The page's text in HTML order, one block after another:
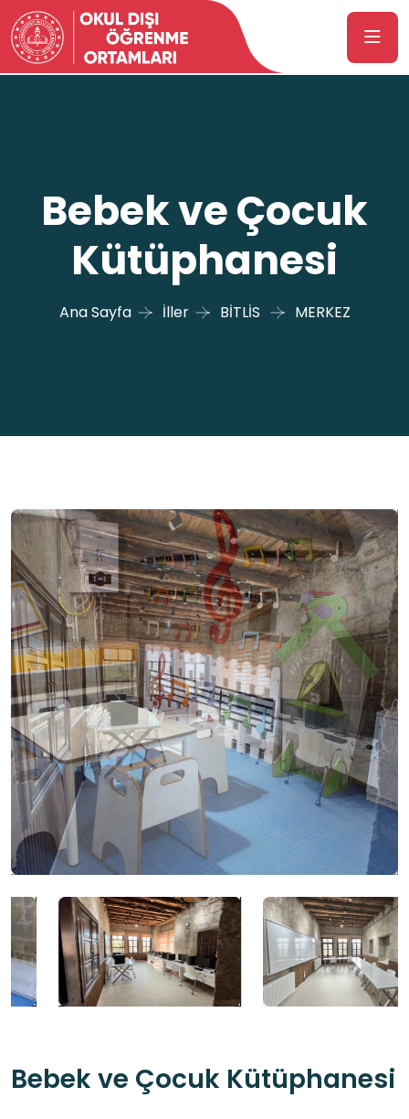
Bebek ve Çocuk
Kütüphanesi
Ana Sayfa İller BİTLİS MERKEZ
Bebek ve Çocuk Kütüphanesi